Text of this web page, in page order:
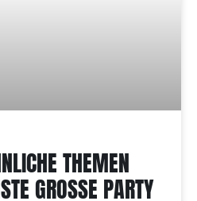
THEMEN F
GROSSE PARTY